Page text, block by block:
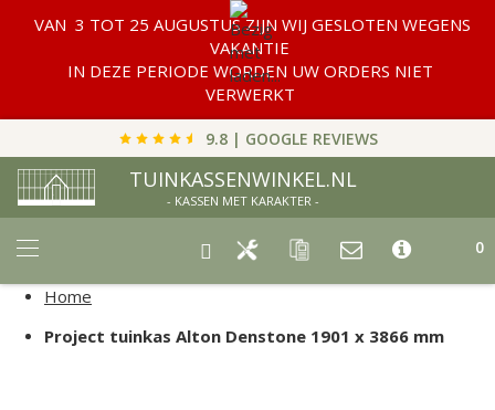
VAN 3 TOT 25 AUGUSTUS ZIJN WIJ GESLOTEN WEGENS
VAKANTIE
IN DEZE PERIODE WORDEN UW ORDERS NIET
VERWERKT
9.8 | GOOGLE REVIEWS
TUINKASSENWINKEL.NL
- KASSEN MET KARAKTER -
0
Home
Project tuinkas Alton Denstone 1901 x 3866 mm